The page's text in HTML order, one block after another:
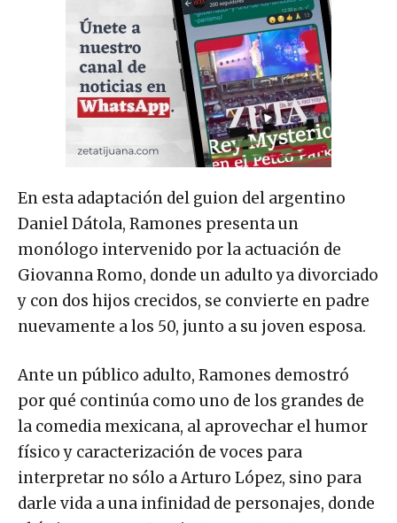
En esta adaptación del guion del argentino
Daniel Dátola, Ramones presenta un
monólogo intervenido por la actuación de
Giovanna Romo, donde un adulto ya divorciado
y con dos hijos crecidos, se convierte en padre
nuevamente a los 50, junto a su joven esposa.
Ante un público adulto, Ramones demostró
por qué continúa como uno de los grandes de
la comedia mexicana, al aprovechar el humor
físico y caracterización de voces para
interpretar no sólo a Arturo López, sino para
darle vida a una infinidad de personajes, donde